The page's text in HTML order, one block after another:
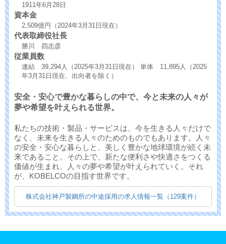
1911年6月28日
資本金
2,509億円（2024年3月31日現在）
代表取締役社長
勝川 四志彦
従業員数
連結 39,294人（2025年3月31日現在） 単体 11,895人（2025
年3月31日現在、出向者を除く）
安全・安心で豊かな暮らしの中で、今と未来の人々が
夢や希望を叶えられる世界。
私たちの技術・製品・サービスは、今を生きる人々だけで
なく、未来を生きる人々のためのものでもあります。人々
の安全・安心な暮らしと、美しく豊かな地球環境が続く未
来であること。その上で、新たな便利さや快適さをつくる
価値が生まれ、人々の夢や希望が叶えられていく。それ
が、KOBELCOの目指す世界です。
株式会社神戸製鋼所の中途採用の求人情報一覧（129案件）